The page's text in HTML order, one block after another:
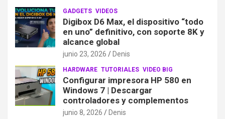
GADGETS VIDEOS
Digibox D6 Max, el dispositivo “todo
en uno” definitivo, con soporte 8K y
alcance global
junio 23, 2026 Denis
HARDWARE TUTORIALES VIDEO BIG
Configurar impresora HP 580 en
Windows 7 | Descargar
controladores y complementos
junio 8, 2026 Denis